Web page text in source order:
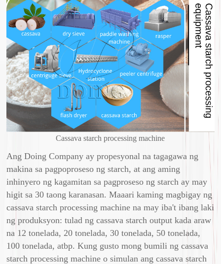
Cassava starch processing machine
Ang Doing Company ay propesyonal na tagagawa ng
makina sa pagpoproseso ng starch, at ang aming
inhinyero ng kagamitan sa pagproseso ng starch ay may
higit sa 30 taong karanasan. Maaari kaming magbigay ng
cassava starch processing machine na may iba't ibang laki
ng produksyon: tulad ng cassava starch output kada araw
na 12 tonelada, 20 tonelada, 30 tonelada, 50 tonelada,
100 tonelada, atbp. Kung gusto mong bumili ng cassava
starch processing machine o simulan ang cassava starch